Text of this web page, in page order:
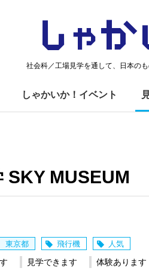
しゃか
社会科／工場見学を通して、日本の
しゃかいか！イベント
SKY MUSEUM
東京都 飛行機 人気
見学できます 体験あります